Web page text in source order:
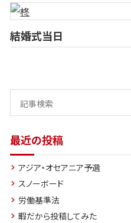
結婚式当日
最近の投稿
アジア・オセアニア予選
スノーボード
労働基準法
暇だから投稿してみた